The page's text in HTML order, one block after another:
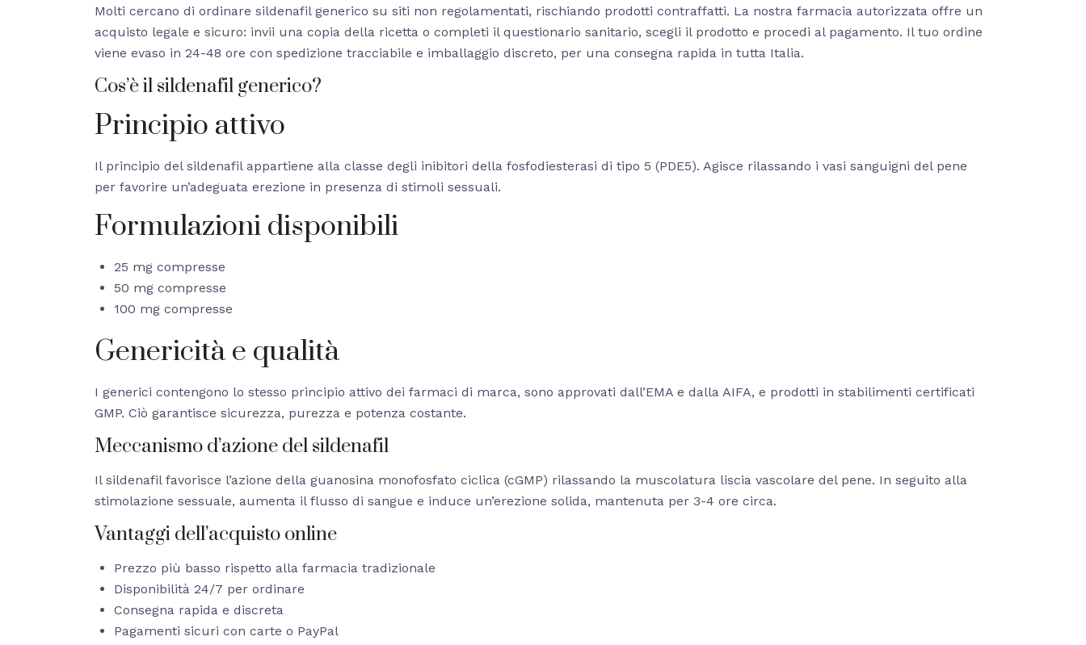
Molti cercano di ordinare sildenafil generico su siti non regolamentati, rischiando prodotti contraffatti. La nostra farmacia autorizzata offre un
acquisto legale e sicuro: invii una copia della ricetta o completi il questionario sanitario, scegli il prodotto e procedi al pagamento. Il tuo ordine
viene evaso in 24-48 ore con spedizione tracciabile e imballaggio discreto, per una consegna rapida in tutta Italia.
Cos’è il sildenafil generico?
Principio attivo
Il principio del sildenafil appartiene alla classe degli inibitori della fosfodiesterasi di tipo 5 (PDE5). Agisce rilassando i vasi sanguigni del pene
per favorire un’adeguata erezione in presenza di stimoli sessuali.
Formulazioni disponibili
25 mg compresse
50 mg compresse
100 mg compresse
Genericità e qualità
I generici contengono lo stesso principio attivo dei farmaci di marca, sono approvati dall’EMA e dalla AIFA, e prodotti in stabilimenti certificati
GMP. Ciò garantisce sicurezza, purezza e potenza costante.
Meccanismo d’azione del sildenafil
Il sildenafil favorisce l’azione della guanosina monofosfato ciclica (cGMP) rilassando la muscolatura liscia vascolare del pene. In seguito alla
stimolazione sessuale, aumenta il flusso di sangue e induce un’erezione solida, mantenuta per 3-4 ore circa.
Vantaggi dell’acquisto online
Prezzo più basso rispetto alla farmacia tradizionale
Disponibilità 24/7 per ordinare
Consegna rapida e discreta
Pagamenti sicuri con carte o PayPal